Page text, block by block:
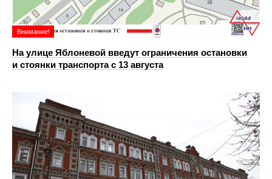
Внимание!
На улице Яблоневой введут ограничения остановки
и стоянки транспорта с 13 августа